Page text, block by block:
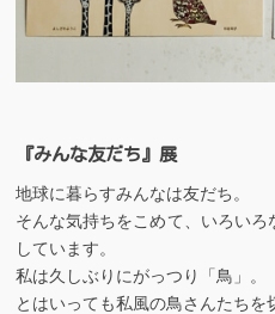
『みんな友だち』展
地球に暮らすみんなは友だち。
そんな気持ちをこめて、いろい
しています。
私は久しぶりにがっつり「鳥」。
とはいっても私風の鳥さんたちを